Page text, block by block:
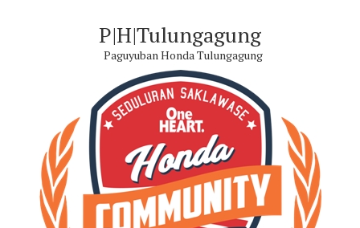
P|H|Tulungagung
Paguyuban Honda Tulungagung